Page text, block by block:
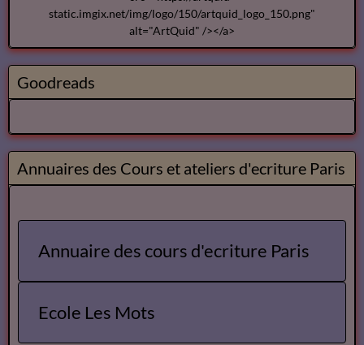
static.imgix.net/img/logo/150/artquid_logo_150.png"
alt="ArtQuid" /></a>
Goodreads
Annuaires des Cours et ateliers d'ecriture Paris
Annuaire des cours d'ecriture Paris
Ecole Les Mots